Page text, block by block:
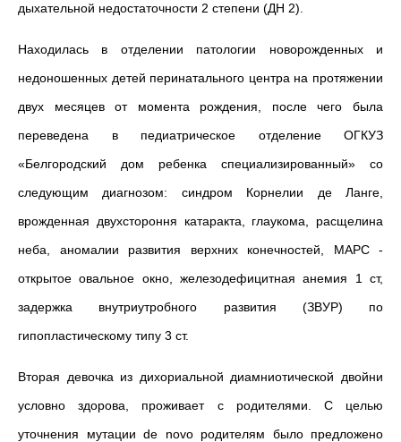
дыхательной недостаточности 2 степени (ДН 2).
Находилась в отделении патологии новорожденных и
недоношенных детей перинатального центра на протяжении
двух месяцев от момента рождения, после чего была
переведена в педиатрическое отделение ОГКУЗ
«Белгородский дом ребенка специализированный» со
следующим диагнозом: синдром Корнелии де Ланге,
врожденная двухстороння катаракта, глаукома, расщелина
неба, аномалии развития верхних конечностей, МАРС -
открытое овальное окно, железодефицитная анемия 1 ст,
задержка внутриутробного развития (ЗВУР) по
гипопластическому типу 3 ст.
Вторая девочка из дихориальной диамниотической двойни
условно здорова, проживает с родителями. С целью
уточнения мутации de novo родителям было предложено